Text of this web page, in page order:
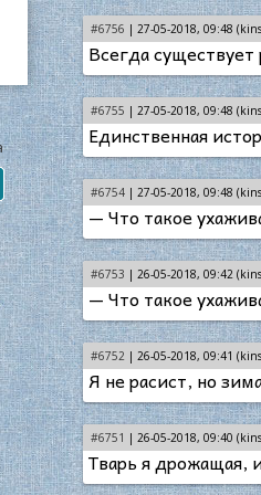
#6756 | 27-05-2018, 09:48
Всегда
#6755 | 27-05-2018, 09:48
Единственная
#6754| 27-05-2018, 09:48
— Что такое
#6753 | 26-05-2018, 09:42
— Что такое
#6752| 26-05-2018, 09:41
Я не расист, но
#6751 | 26-05-2018, 09:40
Тварь я дрожащая,